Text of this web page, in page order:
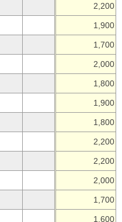
2,200
1,900
1,700
2,000
1,800
1,900
1,800
2,200
2,200
2,000
1,700
1,600